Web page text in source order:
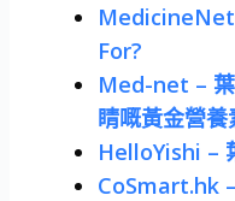
For?
Med-net –
睛嘅黃金營養
HelloYishi –
CoSmart.hk